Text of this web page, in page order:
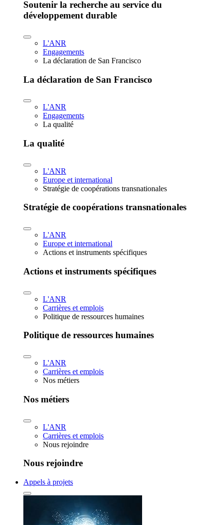
Soutenir la recherche au service du
développement durable
L'ANR
Engagements
La déclaration de San Francisco
La déclaration de San Francisco
L'ANR
Engagements
La qualité
La qualité
L'ANR
Europe et international
Stratégie de coopérations transnationales
Stratégie de coopérations transnationales
L'ANR
Europe et international
Actions et instruments spécifiques
Actions et instruments spécifiques
L'ANR
Carrières et emplois
Politique de ressources humaines
Politique de ressources humaines
L'ANR
Carrières et emplois
Nos métiers
Nos métiers
L'ANR
Carrières et emplois
Nous rejoindre
Nous rejoindre
Appels à projets